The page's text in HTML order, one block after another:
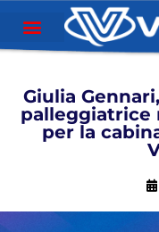
Giulia
palleggiatrice
per la